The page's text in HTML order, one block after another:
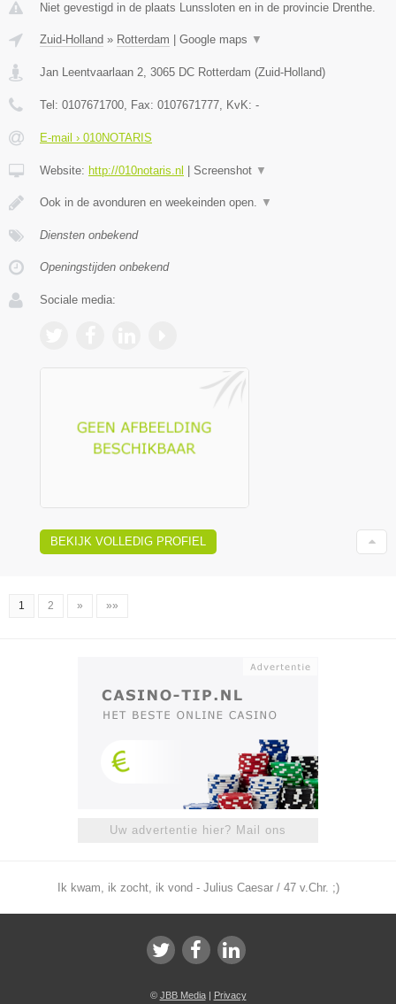
Niet gevestigd in de plaats Lunssloten en in de provincie Drenthe.
Zuid-Holland » Rotterdam Google maps ▼
Jan Leentvaarlaan 2, 3065 DC Rotterdam (Zuid-Holland)
Tel: 0107671700, Fax: 0107671777, KvK: -
E-mail › 010NOTARIS
Website: http://010notaris.nl Screenshot ▼
Ook in de avonduren en weekeinden open. ▼
Diensten onbekend
Openingstijden onbekend
Sociale media:
BEKIJK VOLLEDIG PROFIEL
1 2 » »»
Uw advertentie hier? Mail ons
Ik kwam, ik zocht, ik vond - Julius Caesar / 47 v.Chr. ;)
© JBB Media| Privacy